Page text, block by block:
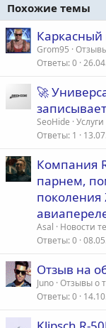
Похожие темы
Каркасный
Grom95
Ответы 0
🚀
SeoHide
Ответы 1
Компания
парнем,
поколения
Asal
Новости
Ответы 0
Отзыв на
Juno Отзывы о
Ответы 0